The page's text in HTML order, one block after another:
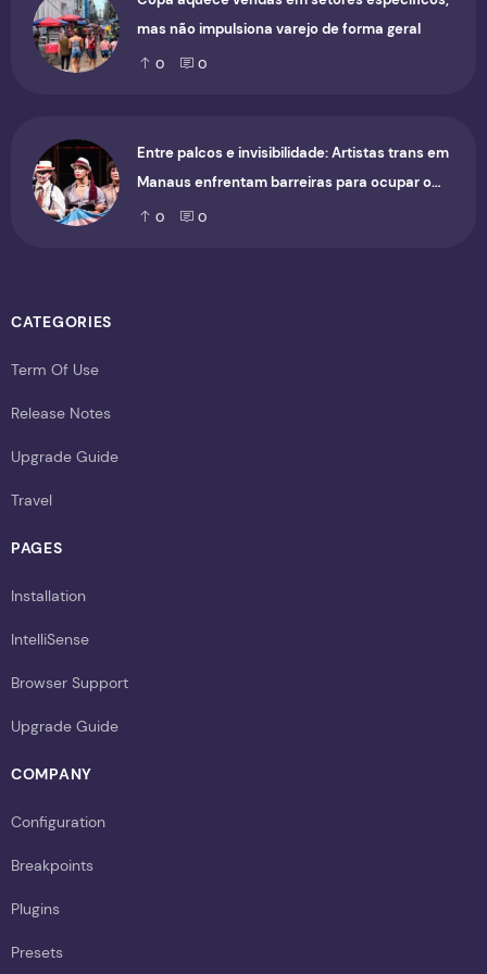
mas não impulsiona varejo de forma geral
0 0
Entre palcos e invisibilidade: Artistas trans em
Manaus enfrentam barreiras para ocupar o
cenário cultural
0 0
CATEGORIES
Term Of Use
Release Notes
Upgrade Guide
Travel
PAGES
Installation
IntelliSense
Browser Support
Upgrade Guide
COMPANY
Configuration
Breakpoints
Plugins
Presets